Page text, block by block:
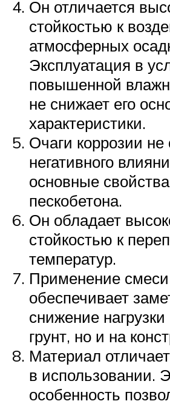
Он отличается
стойкостью к
атмосферных
Эксплуатация в
повышенной
не снижает его
характеристики.
Очаги коррозии
негативного
основные свойства
пескобетона.
Он обладает
стойкостью к
температур.
Применение смеси
обеспечивает
снижение
грунт, но и на
Материал
в использовании.
особенность